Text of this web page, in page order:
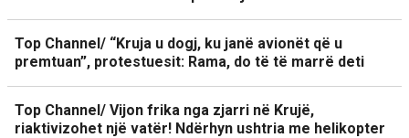
Top Channel/ “Kruja u dogj, ku janë avionët që u
premtuan”, protestuesit: Rama, do të të marrë deti
Top Channel/ Vijon frika nga zjarri në Krujë,
riaktivizohet një vatër! Ndërhyn ushtria me helikopter